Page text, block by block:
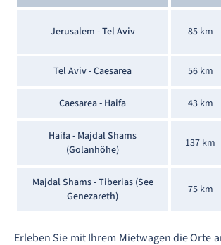
Jerusalem - Tel Aviv 85 km
Tel Aviv - Caesarea 56 km
Caesarea - Haifa 43 km
Haifa - Majdal Shams
(Golanhöhe)
137 km
Majdal Shams - Tiberias (See
Genezareth)
75 km
Erleben Sie mit Ihrem Mietwagen die Orte